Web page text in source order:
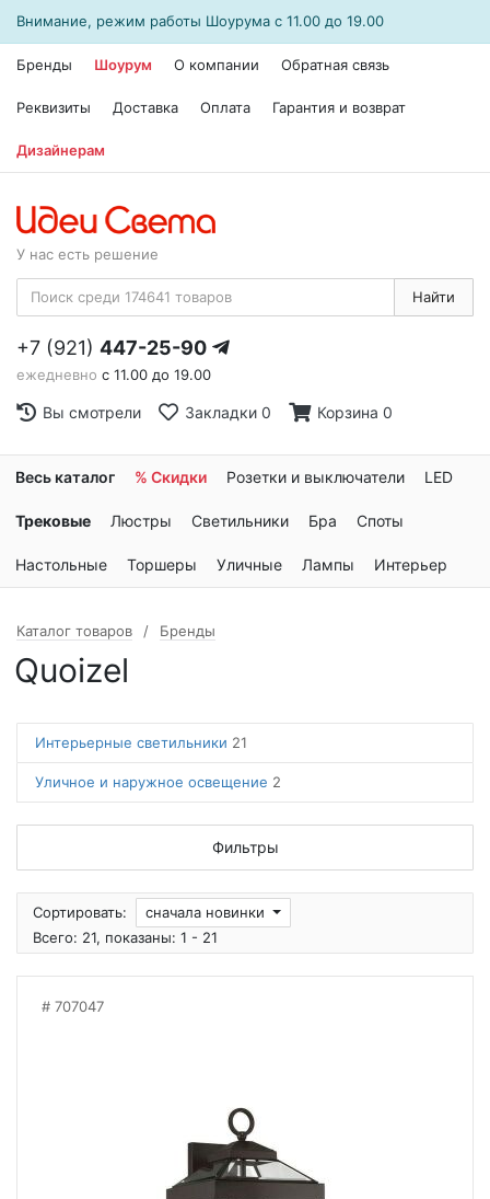
Внимание, режим работы Шоурума с 11.00 до 19.00
Бренды Шоурум О компании Обратная связь
Реквизиты Доставка Оплата Гарантия и возврат
Дизайнерам
У нас есть решение
Найти
+7 (921) 447-25-90
ежедневно с 11.00 до 19.00
Вы смотрели Закладки 0 Корзина 0
Весь каталог % Скидки Розетки и выключатели LED
Трековые Люстры Светильники Бра Споты
Настольные Торшеры Уличные Лампы Интерьер
Каталог товаров Бренды
Quoizel
Интерьерные светильники 21
Уличное и наружное освещение 2
Фильтры
Сортировать:
сначала новинки
Всего: 21, показаны: 1 - 21
707047